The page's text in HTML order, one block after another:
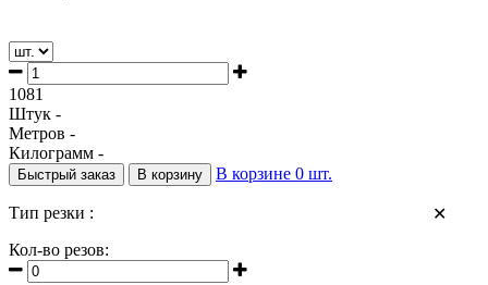
1081
Штук -
Метров -
Килограмм -
Быстрый заказ В корзину В корзине 0 шт.
✕
Тип резки :
Кол-во резов: